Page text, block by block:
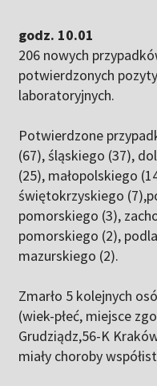
godz. 10.01
206 nowych
potwierdzonych
laboratoryjnych.
Potwierdzone
(67), śląskiego (37),
(25), małopolskiego
świętokrzyskiego
pomorskiego (3),
pomorskiego (2),
mazurskiego (2).
Zmarło 5 kolejnych
(wiek-płeć, miejsce
Grudziądz,56-K
miały choroby